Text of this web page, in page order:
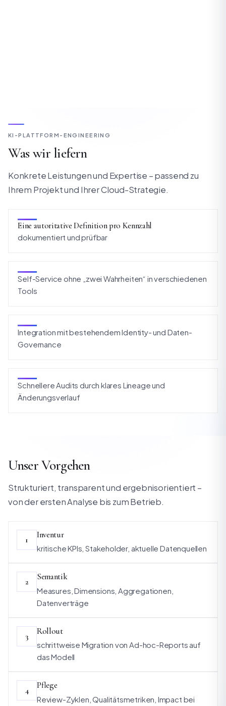
KI-PLATTFORM-ENGINEERING
Was wir liefern
Konkrete Leistungen und Expertise – passend zu
Ihrem Projekt und Ihrer Cloud-Strategie.
Eine autoritative Definition pro Kennzahl
dokumentiert und prüfbar
Self-Service ohne „zwei Wahrheiten“ in verschiedenen
Tools
Integration mit bestehendem Identity- und Daten-
Governance
Schnellere Audits durch klares Lineage und
Änderungsverlauf
Unser Vorgehen
Strukturiert, transparent und ergebnisorientiert –
von der ersten Analyse bis zum Betrieb.
1 Inventur
kritische KPIs, Stakeholder, aktuelle Datenquellen
2 Semantik
Measures, Dimensions, Aggregationen,
Datenverträge
3 Rollout
schrittweise Migration von Ad-hoc-Reports auf
das Modell
4 Pflege
Review-Zyklen, Qualitätsmetriken, Impact bei